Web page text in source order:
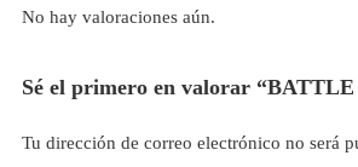
No hay valoraciones aún.
Sé el primero en valorar
Tu dirección de correo electrónico no será